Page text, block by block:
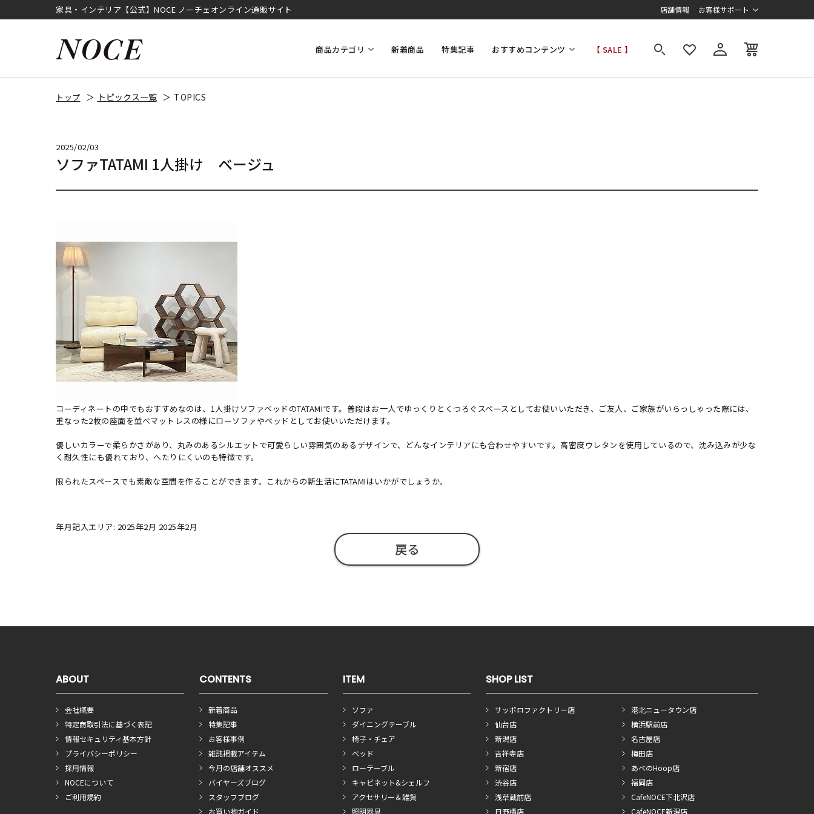
家具・インテリア【公式】NOCE ノーチェオンライン通販サイト 店舗情報 お客様サポート
商品カテゴリ 新着商品 特集記事 おすすめコンテンツ 【 SALE 】
トップ トピックス一覧 TOPICS
2025/02/03
ソファTATAMI 1人掛け ベージュ
コーディネートの中でもおすすめなのは、1人掛けソファベッドのTATAMIです。普段はお一人でゆっくりとくつろぐスペースとしてお使いいただき、ご友人、ご家族がいらっしゃった際には、
重なった2枚の座面を並べマットレスの様にローソファやベッドとしてお使いいただけます。
優しいカラーで柔らかさがあり、丸みのあるシルエットで可愛らしい雰囲気のあるデザインで、どんなインテリアにも合わせやすいです。高密度ウレタンを使用しているので、沈み込みが少な
く耐久性にも優れており、へたりにくいのも特徴です。
限られたスペースでも素敵な空間を作ることができます。これからの新生活にTATAMIはいかがでしょうか。
年月記入エリア: 2025年2月 2025年2月
戻る
ABOUT
会社概要
特定商取引法に基づく表記
情報セキュリティ基本方針
プライバシーポリシー
採用情報
NOCEについて
ご利用規約
CONTENTS
新着商品
特集記事
お客様事例
雑誌掲載アイテム
今月の店舗オススメ
バイヤーズブログ
スタッフブログ
お買い物ガイド
ITEM
ソファ
ダイニングテーブル
椅子・チェア
ベッド
ローテーブル
キャビネット&シェルフ
アクセサリー＆雑貨
照明器具
SHOP LIST
サッポロファクトリー店
仙台店
新潟店
吉祥寺店
新宿店
渋谷店
浅草蔵前店
日野橋店
港北ニュータウン店
横浜駅前店
名古屋店
梅田店
あべのHoop店
福岡店
CafeNOCE下北沢店
CafeNOCE新潟店